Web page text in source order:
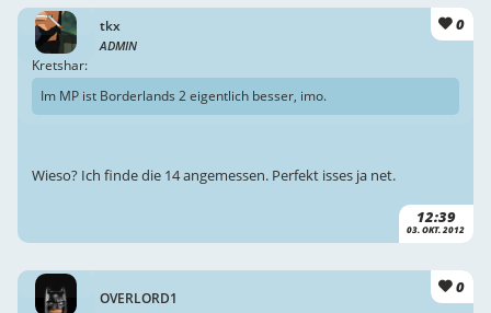
tkx
ADMIN
0
12:39
03. OKT. 2012
Kretshar:
Im MP ist Borderlands 2 eigentlich besser, imo.
Wieso? Ich finde die 14 angemessen. Perfekt isses ja net.
OVERLORD1
0